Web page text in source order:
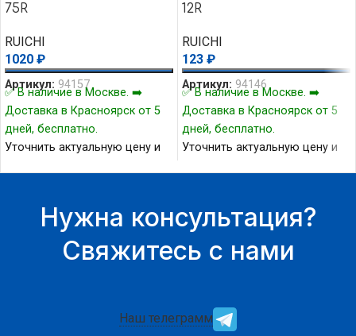
75R
RUICHI
1020 ₽
Артикул: 94157
✅ В наличие в Москве. ➡️
Доставка в Красноярск от 5
дней, бесплатно.
Уточнить актуальную цену и
12R
RUICHI
123 ₽
Артикул: 94146
✅ В наличие в Москве. ➡️
Доставка в Красноярск от 5
дней, бесплатно.
Уточнить актуальную цену и
Нужна консультация?
Свяжитесь с нами
Наш телеграмм